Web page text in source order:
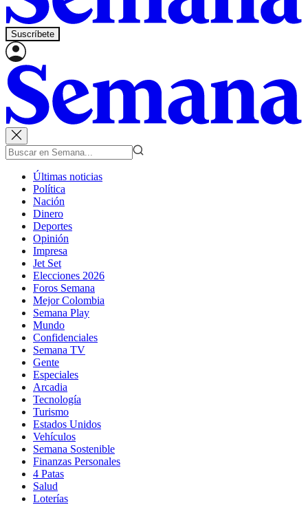
Suscríbete
Últimas noticias
Política
Nación
Dinero
Deportes
Opinión
Impresa
Jet Set
Elecciones 2026
Foros Semana
Mejor Colombia
Semana Play
Mundo
Confidenciales
Semana TV
Gente
Especiales
Arcadia
Tecnología
Turismo
Estados Unidos
Vehículos
Semana Sostenible
Finanzas Personales
4 Patas
Salud
Loterías